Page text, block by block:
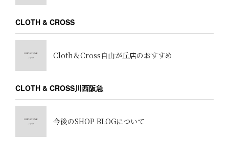
CLOTH & CROSS
Cloth＆Cross自由が丘店のおすすめ
CLOTH & CROSS川西阪急
今後のSHOP BLOGについて